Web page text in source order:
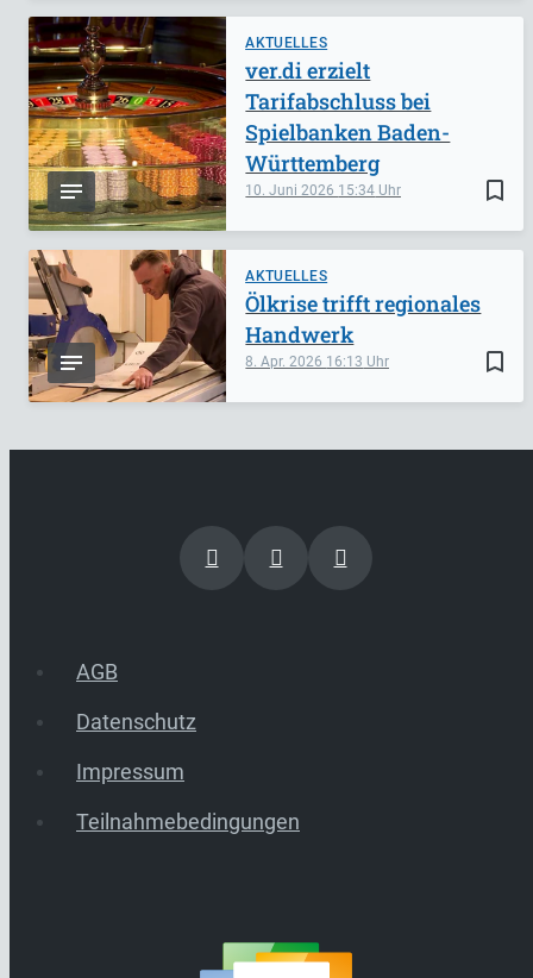
AKTUELLES
bookmark_border
10. Juni 2026 15:34
ver.di erzielt
Tarifabschluss bei
Spielbanken Baden-
Württemberg
AKTUELLES
bookmark_border
8. Apr. 2026 16:13
Ölkrise trifft regionales
Handwerk
AGB
Datenschutz
Impressum
Teilnahmebedingungen